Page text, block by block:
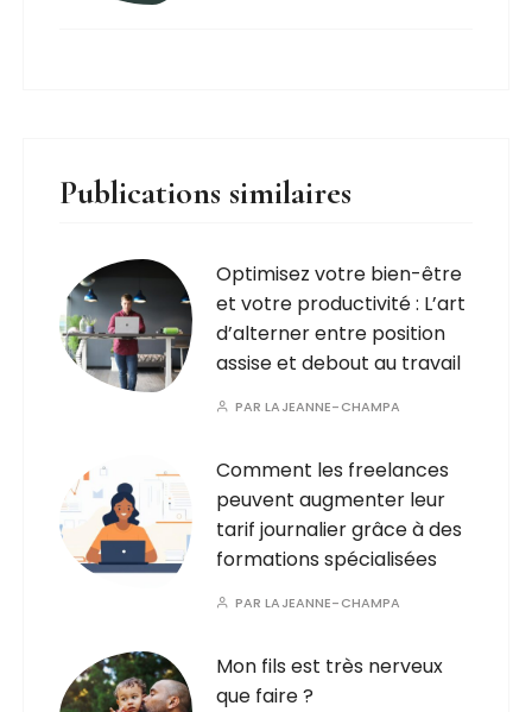
Publications similaires
Optimisez votre bien-être
et votre productivité : L’art
d’alterner entre position
assise et debout au travail
PARLAJEANNE-CHAMPA
Comment les freelances
peuvent augmenter leur
tarif journalier grâce à des
formations spécialisées
PARLAJEANNE-CHAMPA
Mon fils est très nerveux
que faire ?